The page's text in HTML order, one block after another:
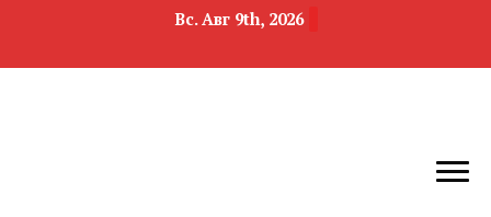
Вс. Авг 9th, 2026